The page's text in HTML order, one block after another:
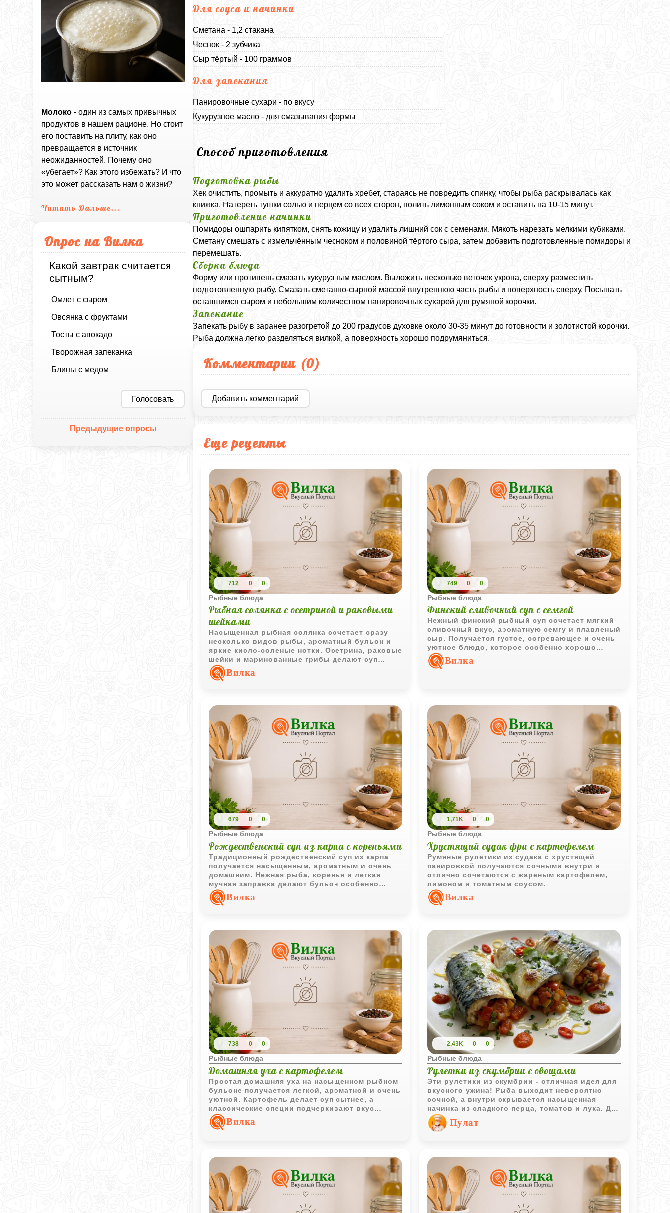
Молоко - один из самых привычных
продуктов в нашем рационе. Но стоит
его поставить на плиту, как оно
превращается в источник
неожиданностей. Почему оно
«убегает»? Как этого избежать? И что
это может рассказать нам о жизни?
Читать Дальше...
Опрос на Вилка
Какой завтрак считается
сытным?
Омлет с сыром
Овсянка с фруктами
Тосты с авокадо
Творожная запеканка
Блины с медом
Голосовать
Предыдущие опросы
Для соуса и начинки
Сметана - 1,2 стакана
Чеснок - 2 зубчика
Сыр тёртый - 100 граммов
Для запекания
Панировочные сухари - по вкусу
Кукурузное масло - для смазывания формы
Способ приготовления
Подготовка рыбы
Хек очистить, промыть и аккуратно удалить хребет, стараясь не повредить спинку, чтобы рыба раскрывалась как
книжка. Натереть тушки солью и перцем со всех сторон, полить лимонным соком и оставить на 10-15 минут.
Приготовление начинки
Помидоры ошпарить кипятком, снять кожицу и удалить лишний сок с семенами. Мякоть нарезать мелкими кубиками.
Сметану смешать с измельчённым чесноком и половиной тёртого сыра, затем добавить подготовленные помидоры и
перемешать.
Сборка блюда
Форму или противень смазать кукурузным маслом. Выложить несколько веточек укропа, сверху разместить
подготовленную рыбу. Смазать сметанно-сырной массой внутреннюю часть рыбы и поверхность сверху. Посыпать
оставшимся сыром и небольшим количеством панировочных сухарей для румяной корочки.
Запекание
Запекать рыбу в заранее разогретой до 200 градусов духовке около 30-35 минут до готовности и золотистой корочки.
Рыба должна легко разделяться вилкой, а поверхность хорошо подрумяниться.
Комментарии (0)
Добавить комментарий
Еще рецепты
712 0 0
Рыбные блюда
Рыбная солянка с осетриной и раковыми
шейками
Насыщенная рыбная солянка сочетает сразу
несколько видов рыбы, ароматный бульон и
яркие кисло-соленые нотки. Осетрина, раковые
шейки и маринованные грибы делают суп
особенно праздничным и выразительным по
вкусу.Вилка
749 0 0
Рыбные блюда
Финский сливочный суп с семгой
Нежный финский рыбный суп сочетает мягкий
сливочный вкус, ароматную семгу и плавленый
сыр. Получается густое, согревающее и очень
уютное блюдо, которое особенно хорошо
подходит для прохладной погоды.
Вилка
679 0 0
Рыбные блюда
Рождественский суп из карпа с кореньями
Традиционный рождественский суп из карпа
получается насыщенным, ароматным и очень
домашним. Нежная рыба, коренья и легкая
мучная заправка делают бульон особенно
мягким и согревающим.
Вилка
1,71K 0 0
Рыбные блюда
Хрустящий судак фри с картофелем
Румяные рулетики из судака с хрустящей
панировкой получаются сочными внутри и
отлично сочетаются с жареным картофелем,
лимоном и томатным соусом.
Вилка
738 0 0
Рыбные блюда
Домашняя уха с картофелем
Простая домашняя уха на насыщенном рыбном
бульоне получается легкой, ароматной и очень
уютной. Картофель делает суп сытнее, а
классические специи подчеркивают вкус
свежей рыбы.
Вилка
2,43K 0 0
Рыбные блюда
Рулетки из скумбрии с овощами
Эти рулетики из скумбрии - отличная идея для
вкусного ужина! Рыба выходит невероятно
сочной, а внутри скрывается насыщенная
начинка из сладкого перца, томатов и лука. Для
эффектной подачи можно украсить блюдо
колечками чили, добавить немного лимонной
Пулат